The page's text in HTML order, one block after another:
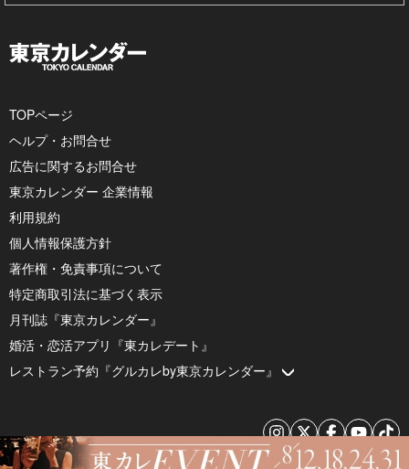
TOPページ
ヘルプ・お問合せ
広告に関するお問合せ
東京カレンダー 企業情報
利用規約
個人情報保護方針
著作権・免責事項について
特定商取引法に基づく表示
月刊誌『東京カレンダー』
婚活・恋活アプリ『東カレデート』
レストラン予約『グルカレby東京カレンダー』
© 2026 by Tokyo Calendar, Inc.